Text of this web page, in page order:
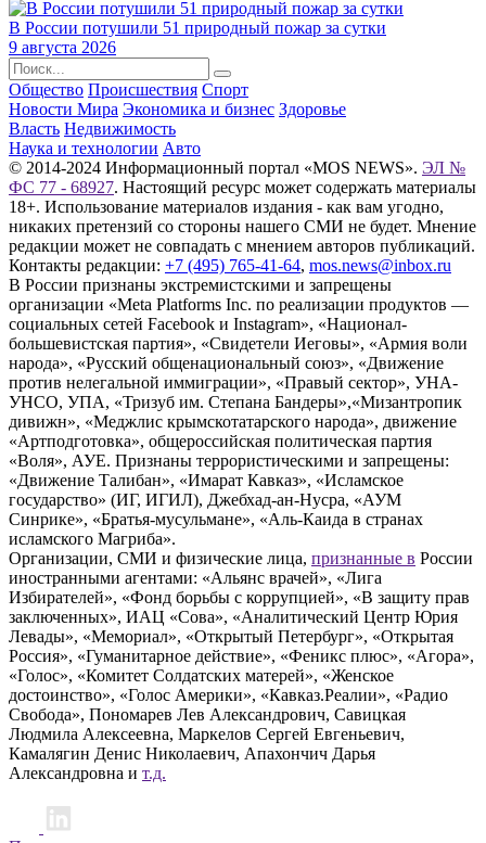
В России потушили 51 природный пожар за сутки
9 августа 2026
Общество Происшествия Спорт
Новости Мира Экономика и бизнес Здоровье
Власть Недвижимость
Наука и технологии Авто
© 2014-2024 Информационный портал «MOS NEWS». ЭЛ №
ФС 77 - 68927. Настоящий ресурс может содержать материалы
18+. Использование материалов издания - как вам угодно,
никаких претензий со стороны нашего СМИ не будет. Мнение
редакции может не совпадать с мнением авторов публикаций.
Контакты редакции: +7 (495) 765-41-64, mos.news@inbox.ru
В России признаны экстремистскими и запрещены
организации «Meta Platforms Inc. по реализации продуктов —
социальных сетей Facebook и Instagram», «Национал-
большевистская партия», «Свидетели Иеговы», «Армия воли
народа», «Русский общенациональный союз», «Движение
против нелегальной иммиграции», «Правый сектор», УНА-
УНСО, УПА, «Тризуб им. Степана Бандеры»,«Мизантропик
дивижн», «Меджлис крымскотатарского народа», движение
«Артподготовка», общероссийская политическая партия
«Воля», АУЕ. Признаны террористическими и запрещены:
«Движение Талибан», «Имарат Кавказ», «Исламское
государство» (ИГ, ИГИЛ), Джебхад-ан-Нусра, «АУМ
Синрике», «Братья-мусульмане», «Аль-Каида в странах
исламского Магриба».
Организации, СМИ и физические лица, признанные в России
иностранными агентами: «Альянс врачей», «Лига
Избирателей», «Фонд борьбы с коррупцией», «В защиту прав
заключенных», ИАЦ «Сова», «Аналитический Центр Юрия
Левады», «Мемориал», «Открытый Петербург», «Открытая
Россия», «Гуманитарное действие», «Феникс плюс», «Агора»,
«Голос», «Комитет Солдатских матерей», «Женское
достоинство», «Голос Америки», «Кавказ.Реалии», «Радио
Свобода», Пономарев Лев Александрович, Савицкая
Людмила Алексеевна, Маркелов Сергей Евгеньевич,
Камалягин Денис Николаевич, Апахончич Дарья
Александровна и т.д.